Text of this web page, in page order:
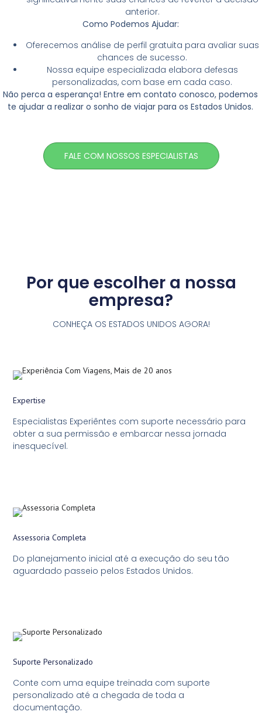
anterior.
Como Podemos Ajudar:
Oferecemos análise de perfil gratuita para avaliar suas
chances de sucesso.
Nossa equipe especializada elabora defesas
personalizadas, com base em cada caso.
Não perca a esperança! Entre em contato conosco, podemos
te ajudar a realizar o sonho de viajar para os Estados Unidos.
FALE COM NOSSOS ESPECIALISTAS
Por que escolher a nossa
empresa?
CONHEÇA OS ESTADOS UNIDOS AGORA!
Expertise
Especialistas Experiêntes com suporte necessário para
obter a sua permissão e embarcar nessa jornada
inesquecível.
Assessoria Completa
Do planejamento inicial até a execução do seu tão
aguardado passeio pelos Estados Unidos.
Suporte Personalizado
Conte com uma equipe treinada com suporte
personalizado até a chegada de toda a
documentação.